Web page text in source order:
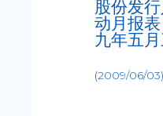
股份发
动月报
九年五
(2009/06/03)